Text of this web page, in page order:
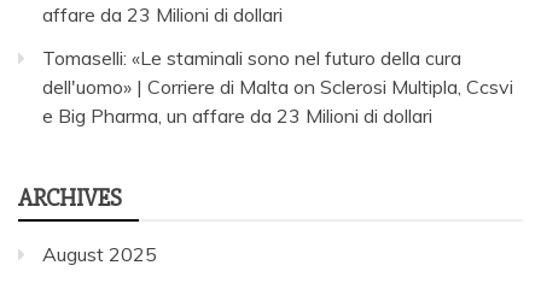
affare da 23 Milioni di dollari
Tomaselli: «Le staminali sono nel futuro della cura
dell'uomo» | Corriere di Malta on Sclerosi Multipla, Ccsvi
e Big Pharma, un affare da 23 Milioni di dollari
ARCHIVES
August 2025